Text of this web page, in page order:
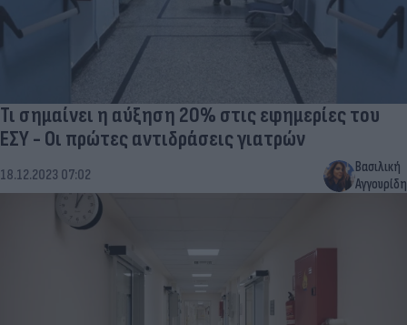
Τι σημαίνει η αύξηση 20% στις εφημερίες του
ΕΣΥ - Οι πρώτες αντιδράσεις γιατρών
18.12.2023 07:02
Βασιλική
Αγγουρίδη